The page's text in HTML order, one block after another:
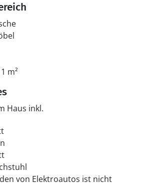
m²
Haus inkl.
von Elektroautos ist nicht